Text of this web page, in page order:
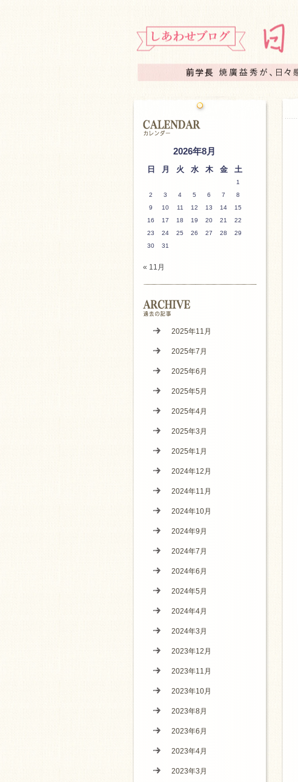
2026年8月
日 月 火 水 木 金 土
1
2
3 4 5 6 7
8
9
10 11 12 13 14
15
16
17 18 19 20 21
22
23
24 25 26 27 28
29
30
31
« 11月
2025年11月
2025年7月
2025年6月
2025年5月
2025年4月
2025年3月
2025年1月
2024年12月
2024年11月
2024年10月
2024年9月
2024年7月
2024年6月
2024年5月
2024年4月
2024年3月
2023年12月
2023年11月
2023年10月
2023年8月
2023年6月
2023年4月
2023年3月